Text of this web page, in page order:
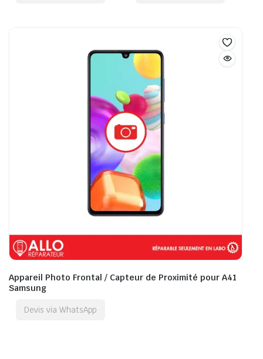
Appareil Photo Frontal / Capteur de Proximité pour A41
Samsung
Devis via WhatsApp